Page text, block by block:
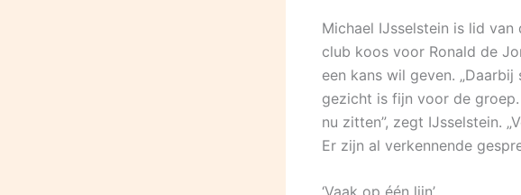
Michael IJsselstein is lid van
club koos voor Ronald de
een kans wil geven.
gezicht is fijn voor de
nu zitten”, zegt IJsselstein.
Er zijn al verkennende